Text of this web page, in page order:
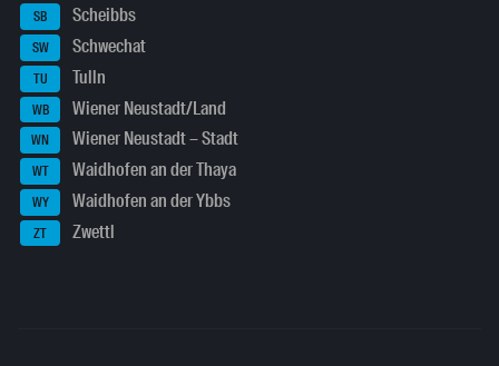
SB Scheibbs
SW Schwechat
TU Tulln
WB Wiener Neustadt/Land
WN Wiener Neustadt – Stadt
WT Waidhofen an der Thaya
WY Waidhofen an der Ybbs
ZT Zwettl